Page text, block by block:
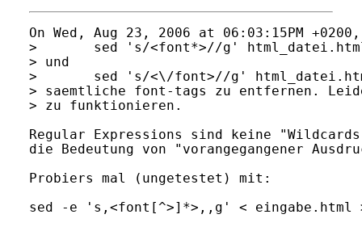
On Wed, Aug 23, 2006 at 06:03:15PM
> 	sed 's/<font*>//g' html_datei.html > neue_datei.html
> und
> 	sed 's/<\/font>//g' html_datei.html > neue_datei.html
> saemtliche font-tags zu entfernen.
> zu funktionieren.
Regular Expressions sind keine
die Bedeutung von "vorangegangener
Probiers mal (ungetestet) mit:
sed -e 's,<font[^>]*>,,g' < eingabe.html